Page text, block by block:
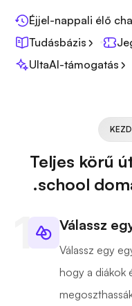
Éjjel-nappali élő
Tudásbázis
UltaAI-támogatás
Teljes körű
.school
Válassz
Válassz egy
hogy a diákok